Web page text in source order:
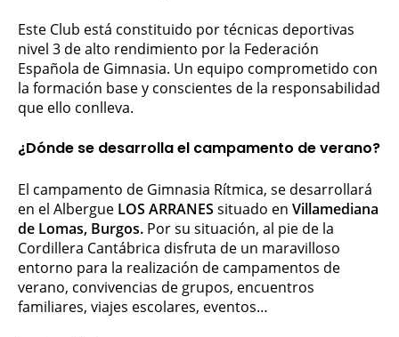
Este Club está constituido por técnicas deportivas
nivel 3 de alto rendimiento por la Federación
Española de Gimnasia. Un equipo comprometido con
la formación base y conscientes de la responsabilidad
que ello conlleva.
¿Dónde se desarrolla el campamento de verano?
El campamento de Gimnasia Rítmica, se desarrollará
en el Albergue LOS ARRANES situado en Villamediana
de Lomas, Burgos. Por su situación, al pie de la
Cordillera Cantábrica disfruta de un maravilloso
entorno para la realización de campamentos de
verano, convivencias de grupos, encuentros
familiares, viajes escolares, eventos…